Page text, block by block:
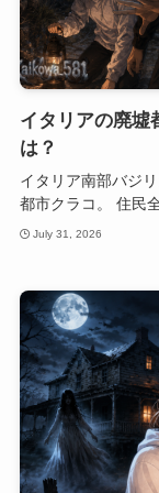
イタリアの廃墟
は？
イタリア南部バジ
都市クラコ。 住民全
July 31, 2026